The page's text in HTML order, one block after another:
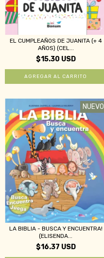
EL CUMPLEAÑOS DE JUANITA (+ 4
AÑOS) (CEL...
$15.30 USD
NUEVO
LA BIBLIA - BUSCA Y ENCUENTRA!
(ELISENDA...
$16.37 USD